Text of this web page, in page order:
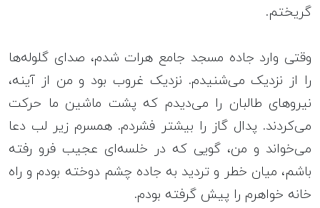
گریختم.
وقتی وارد جاده‌ مسجد جامع هرات شدم، صدای گلوله‌ها
را از نزدیک می‌شنیدم. نزدیک غروب بود و من از آینه،
نیروهای طالبان را می‌دیدم که پشت ماشین ما حرکت
می‌کردند. پدال گاز را بیشتر فشردم. همسرم زیر لب دعا
می‌خواند و من، گویی که در خلسه‌ای عجیب فرو رفته
باشم، میان خطر و تردید به جاده چشم دوخته بودم و راه
خانه‌ خواهرم را پیش گرفته بودم.